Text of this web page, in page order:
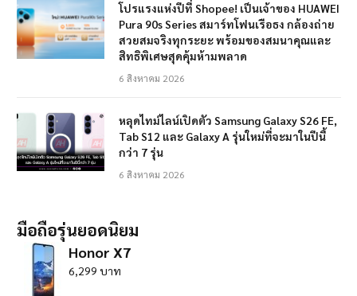
โปรแรงแห่งปีที่ Shopee! เป็นเจ้าของ HUAWEI
Pura 90s Series สมาร์ทโฟนเรือธง กล้องถ่าย
สวยสมจริงทุกระยะ พร้อมของสมนาคุณและ
สิทธิพิเศษสุดคุ้มห้ามพลาด
6 สิงหาคม 2026
หลุดไทม์ไลน์เปิดตัว Samsung Galaxy S26 FE,
Tab S12 และ Galaxy A รุ่นใหม่ที่จะมาในปีนี้
กว่า 7 รุ่น
6 สิงหาคม 2026
มือถือรุ่นยอดนิยม
Honor X7
6,299 บาท